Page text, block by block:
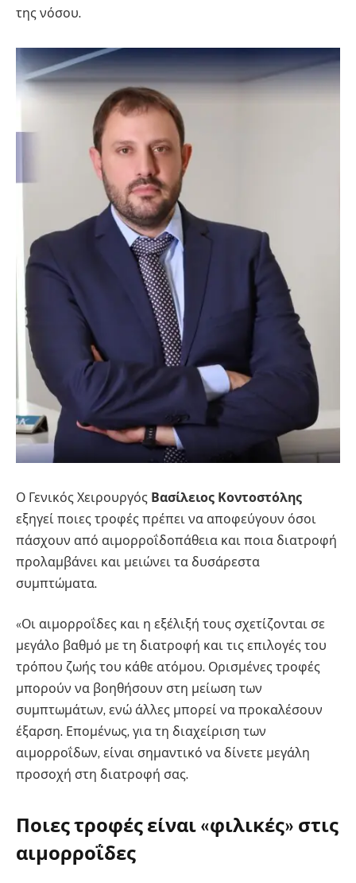
της νόσου.
Ο Γενικός Χειρουργός Βασίλειος Κοντοστόλης
εξηγεί ποιες τροφές πρέπει να αποφεύγουν όσοι
πάσχουν από αιμορροΐδοπάθεια και ποια διατροφή
προλαμβάνει και μειώνει τα δυσάρεστα
συμπτώματα.
«Οι αιμορροΐδες και η εξέλιξή τους σχετίζονται σε
μεγάλο βαθμό με τη διατροφή και τις επιλογές του
τρόπου ζωής του κάθε ατόμου. Ορισμένες τροφές
μπορούν να βοηθήσουν στη μείωση των
συμπτωμάτων, ενώ άλλες μπορεί να προκαλέσουν
έξαρση. Επομένως, για τη διαχείριση των
αιμορροΐδων, είναι σημαντικό να δίνετε μεγάλη
προσοχή στη διατροφή σας.
Ποιες τροφές είναι «φιλικές» στις
αιμορροΐδες